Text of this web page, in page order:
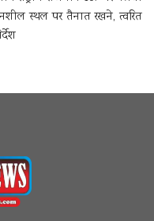
स्थल पर तैनात रखने, त्वरित